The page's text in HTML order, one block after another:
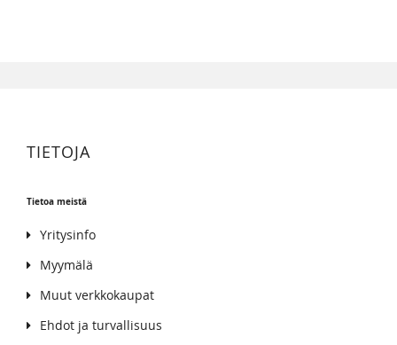
TIETOJA
Tietoa meistä
Yritysinfo
Myymälä
Muut verkkokaupat
Ehdot ja turvallisuus